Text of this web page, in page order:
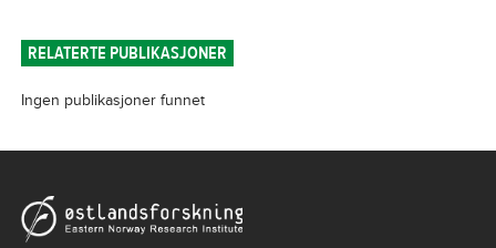
RELATERTE PUBLIKASJONER
Ingen publikasjoner funnet